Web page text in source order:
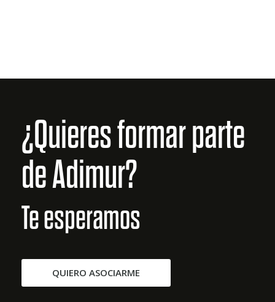
¿Quieres formar parte
de Adimur?
Te esperamos
QUIERO ASOCIARME